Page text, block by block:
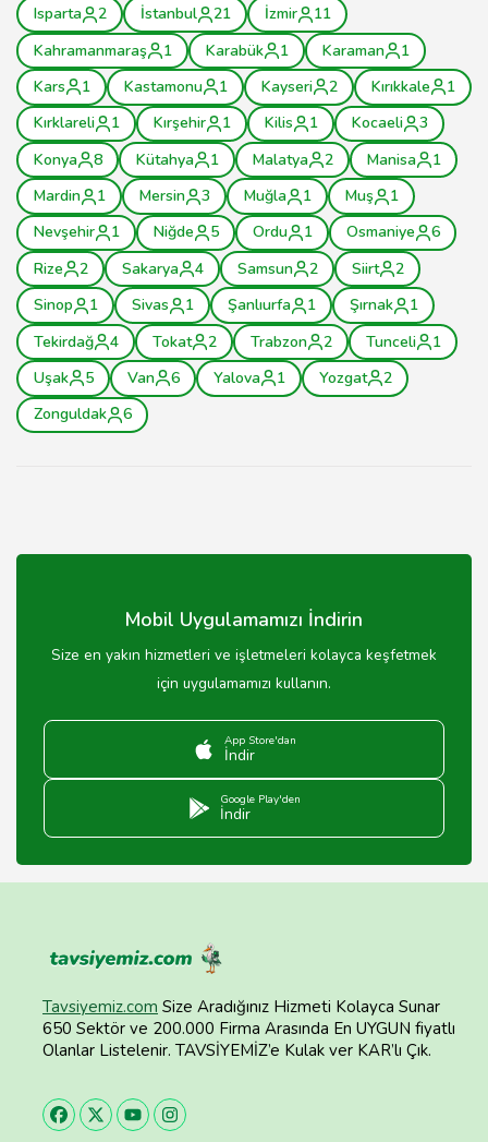
Isparta
2 İstanbul 21 İzmir
11
Kahramanmaraş
1 Karabük 1 Karaman
1
Kars
1 Kastamonu 1 Kayseri 2 Kırıkkale
1
Kırklareli
1 Kırşehir 1 Kilis 1 Kocaeli
3
Konya
8 Kütahya 1 Malatya 2 Manisa
1
Mardin
1 Mersin 3 Muğla 1 Muş
1
Nevşehir
1 Niğde 5 Ordu 1 Osmaniye
6
Rize
2 Sakarya 4 Samsun 2 Siirt
2
Sinop
1 Sivas 1 Şanlıurfa 1 Şırnak
1
Tekirdağ
4 Tokat 2 Trabzon 2 Tunceli
1
Uşak
5 Van 6 Yalova 1 Yozgat
2
Zonguldak
6
Mobil Uygulamamızı İndirin
Size en yakın hizmetleri ve işletmeleri kolayca keşfetmek
için uygulamamızı kullanın.
App Store'dan
İndir
Google Play'den
İndir
Tavsiyemiz.com Size Aradığınız Hizmeti Kolayca Sunar
650 Sektör ve 200.000 Firma Arasında En UYGUN fiyatlı
Olanlar Listelenir. TAVSİYEMİZ’e Kulak ver KAR’lı Çık.